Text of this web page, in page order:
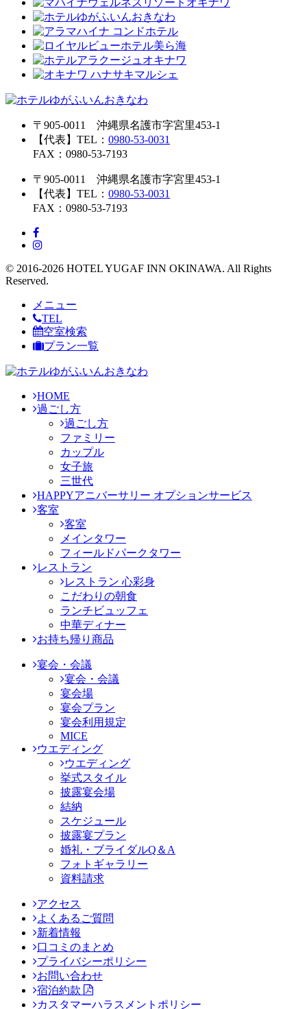
〒905-0011 沖縄県名護市字宮里453-1
【代表】TEL： 0980-53-0031
FAX：0980-53-7193
〒905-0011 沖縄県名護市字宮里453-1
【代表】TEL： 0980-53-0031
FAX：0980-53-7193
© 2016-2026 HOTEL YUGAF INN OKINAWA. All Rights
Reserved.
メニュー
TEL
空室検索
プラン一覧
HOME
過ごし方
過ごし方
ファミリー
カップル
女子旅
三世代
HAPPYアニバーサリー オプションサービス
客室
客室
メインタワー
フィールドパークタワー
レストラン
レストラン 心彩身
こだわりの朝食
ランチビュッフェ
中華ディナー
お持ち帰り商品
宴会・会議
宴会・会議
宴会場
宴会プラン
宴会利用規定
MICE
ウエディング
ウエディング
挙式スタイル
披露宴会場
結納
スケジュール
披露宴プラン
婚礼・ブライダルQ＆A
フォトギャラリー
資料請求
アクセス
よくあるご質問
新着情報
口コミのまとめ
プライバシーポリシー
お問い合わせ
宿泊約款
カスタマーハラスメントポリシー